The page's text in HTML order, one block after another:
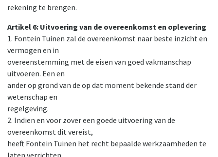
rekening te brengen.
Artikel 6: Uitvoering van de overeenkomst en oplevering
1. Fontein Tuinen zal de overeenkomst naar beste inzicht en
vermogen en in
overeenstemming met de eisen van goed vakmanschap
uitvoeren. Een en
ander op grond van de op dat moment bekende stand der
wetenschap en
regelgeving.
2. Indien en voor zover een goede uitvoering van de
overeenkomst dit vereist,
heeft Fontein Tuinen het recht bepaalde werkzaamheden te
laten verrichten